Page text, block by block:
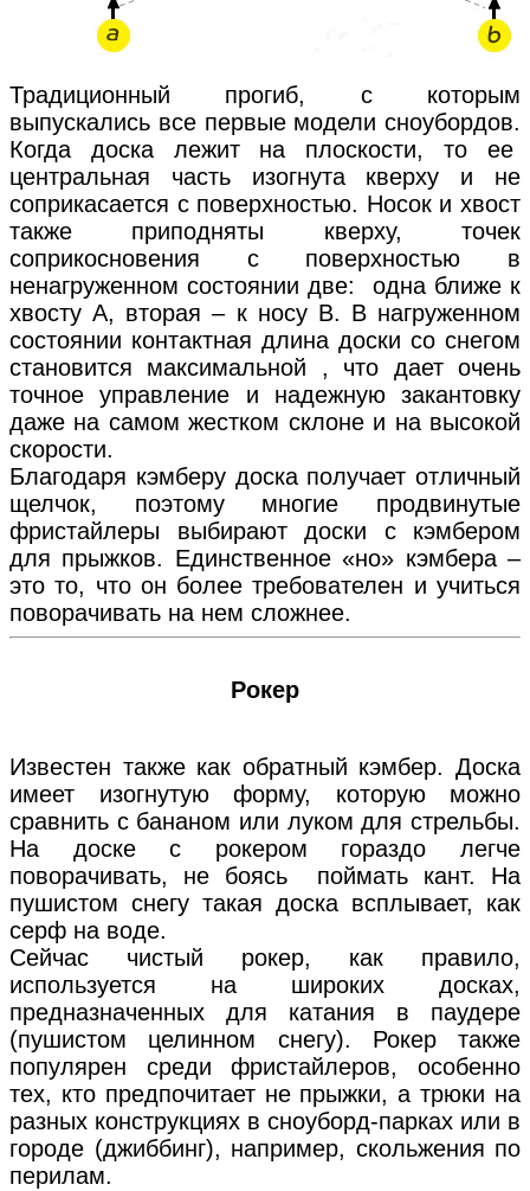
Традиционный прогиб, с которым
выпускались все первые модели сноубордов.
Когда доска лежит на плоскости, то ее
центральная часть изогнута кверху и не
соприкасается с поверхностью. Носок и хвост
также приподняты кверху, точек
соприкосновения с поверхностью в
ненагруженном состоянии две: одна ближе к
хвосту А, вторая – к носу В. В нагруженном
состоянии контактная длина доски со снегом
становится максимальной , что дает очень
точное управление и надежную закантовку
даже на самом жестком склоне и на высокой
скорости.
Благодаря кэмберу доска получает отличный
щелчок, поэтому многие продвинутые
фристайлеры выбирают доски с кэмбером
для прыжков. Единственное «но» кэмбера –
это то, что он более требователен и учиться
поворачивать на нем сложнее.
Рокер
Известен также как обратный кэмбер. Доска
имеет изогнутую форму, которую можно
сравнить с бананом или луком для стрельбы.
На доске с рокером гораздо легче
поворачивать, не боясь поймать кант. На
пушистом снегу такая доска всплывает, как
серф на воде.
Сейчас чистый рокер, как правило,
используется на широких досках,
предназначенных для катания в паудере
(пушистом целинном снегу). Рокер также
популярен среди фристайлеров, особенно
тех, кто предпочитает не прыжки, а трюки на
разных конструкциях в сноуборд-парках или в
городе (джиббинг), например, скольжения по
перилам.